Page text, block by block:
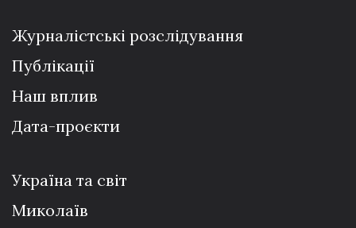
Журналістські розслідування
Публікації
Наш вплив
Дата-проєкти
Україна та світ
Миколаїв